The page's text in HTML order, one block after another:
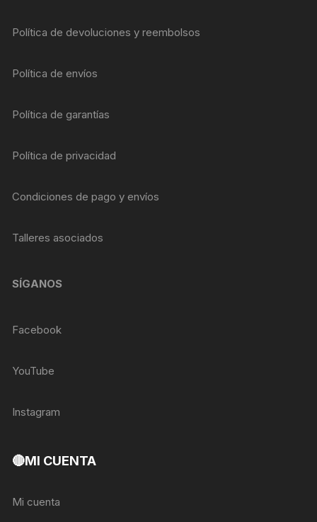
Política de devoluciones y reembolsos
Política de envíos
Política de garantías
Política de privacidad
Condiciones de pago y envíos
Talleres asociados
SÍGANOS
Facebook
YouTube
Instagram
🔴MI CUENTA
Mi cuenta